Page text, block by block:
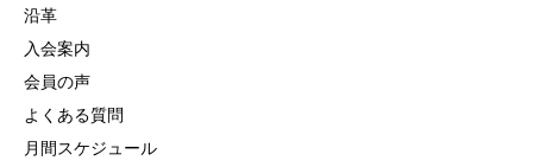
沿革
入会案内
会員の声
よくある質問
月間スケジュール